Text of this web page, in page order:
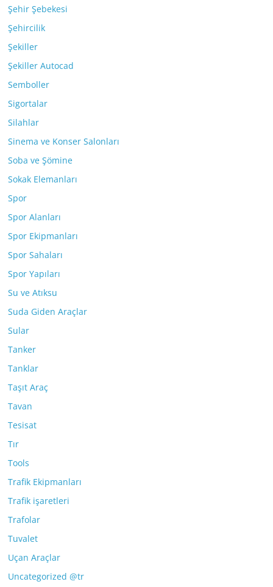
Şehir Şebekesi
Şehircilik
Şekiller
Şekiller Autocad
Semboller
Sigortalar
Silahlar
Sinema ve Konser Salonları
Soba ve Şömine
Sokak Elemanları
Spor
Spor Alanları
Spor Ekipmanları
Spor Sahaları
Spor Yapıları
Su ve Atıksu
Suda Giden Araçlar
Sular
Tanker
Tanklar
Taşıt Araç
Tavan
Tesisat
Tır
Tools
Trafik Ekipmanları
Trafik işaretleri
Trafolar
Tuvalet
Uçan Araçlar
Uncategorized @tr